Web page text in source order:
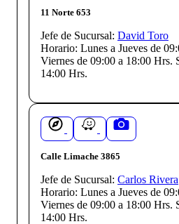
11 Norte 653
Jefe de Sucursal: David Toro
Horario: Lunes a Jueves de
Viernes de 09:00 a 18:00 Hrs.
14:00 Hrs.
Calle Limache 3865
Jefe de Sucursal: Carlos Rivera
Horario: Lunes a Jueves de
Viernes de 09:00 a 18:00 Hrs.
14:00 Hrs.